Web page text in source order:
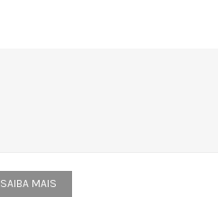
SAIBA MAIS